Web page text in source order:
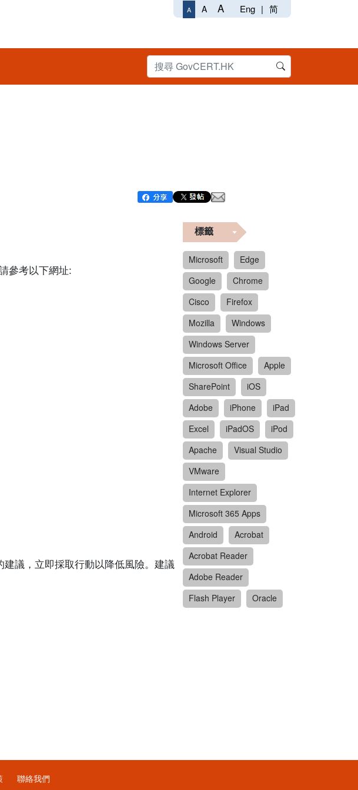
A A A Eng | 简
參考以下網址:
議，立即採取行動以降低風險。建議
標籤
Microsoft
Edge
Google
Chrome
Cisco
Firefox
Mozilla
Windows
Windows Server
Microsoft Office
Apple
SharePoint
iOS
Adobe
iPhone
iPad
Excel
iPadOS
iPod
Apache
Visual Studio
VMware
Internet Explorer
Microsoft 365 Apps
Android
Acrobat
Acrobat Reader
Adobe Reader
Flash Player
Oracle
聯絡我們